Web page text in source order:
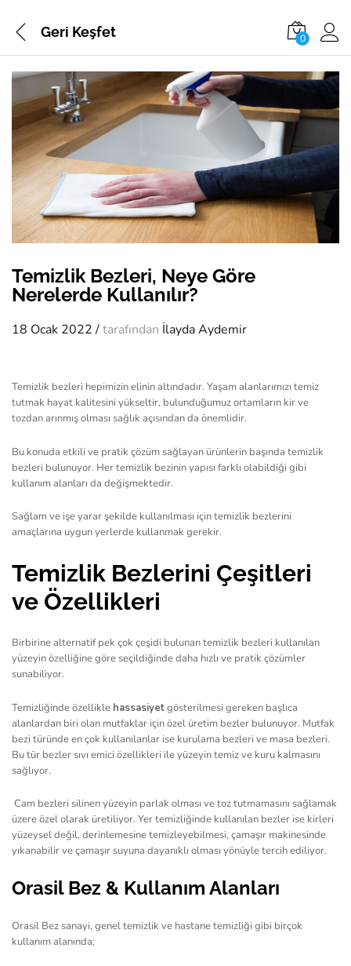
Geri Keşfet 0
Temizlik Bezleri, Neye Göre
Nerelerde Kullanılır?
18 Ocak 2022/tarafından İlayda Aydemir
Temizlik bezleri hepimizin elinin altındadır. Yaşam alanlarımızı temiz
tutmak hayat kalitesini yükseltir, bulunduğumuz ortamların kir ve
tozdan arınmış olması sağlık açısından da önemlidir.
Bu konuda etkili ve pratik çözüm sağlayan ürünlerin başında temizlik
bezleri bulunuyor. Her temizlik bezinin yapısı farklı olabildiği gibi
kullanım alanları da değişmektedir.
Sağlam ve işe yarar şekilde kullanılması için temizlik bezlerini
amaçlarına uygun yerlerde kullanmak gerekir.
Temizlik Bezlerini Çeşitleri
ve Özellikleri
Birbirine alternatif pek çok çeşidi bulunan temizlik bezleri kullanılan
yüzeyin özelliğine göre seçildiğinde daha hızlı ve pratik çözümler
sunabiliyor.
Temizliğinde özellikle hassasiyetgösterilmesi gereken başlıca
alanlardan biri olan mutfaklar için özel üretim bezler bulunuyor. Mutfak
bezi türünde en çok kullanılanlar ise kurulama bezleri ve masa bezleri.
Bu tür bezler sıvı emici özellikleri ile yüzeyin temiz ve kuru kalmasını
sağlıyor.
Cam bezleri silinen yüzeyin parlak olması ve toz tutmamasını sağlamak
üzere özel olarak üretiliyor. Yer temizliğinde kullanılan bezler ise kirleri
yüzeysel değil, derinlemesine temizleyebilmesi, çamaşır makinesinde
yıkanabilir ve çamaşır suyuna dayanıklı olması yönüyle tercih ediliyor.
Orasil Bez & Kullanım Alanları
Orasil Bez sanayi, genel temizlik ve hastane temizliği gibi birçok
kullanım alanında;